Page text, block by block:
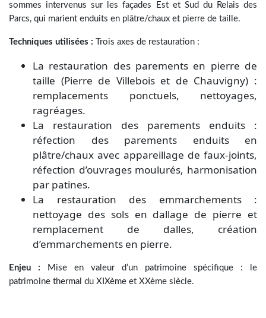
sommes intervenus sur les façades Est et Sud du Relais des
Parcs, qui marient enduits en plâtre/chaux et pierre de taille.
Techniques utilisées : Trois axes de restauration :
La restauration des parements en pierre de
taille (Pierre de Villebois et de Chauvigny) :
remplacements ponctuels, nettoyages,
ragréages.
La restauration des parements enduits :
réfection des parements enduits en
plâtre/chaux avec appareillage de faux-joints,
réfection d’ouvrages moulurés, harmonisation
par patines.
La restauration des emmarchements :
nettoyage des sols en dallage de pierre et
remplacement de dalles, création
d’emmarchements en pierre.
Enjeu : Mise en valeur d’un patrimoine spécifique : le
patrimoine thermal du XIXème et XXème siècle.